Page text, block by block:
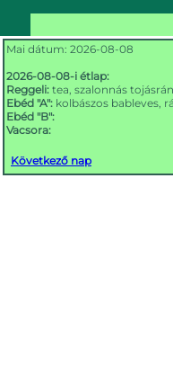
Mai dátum: 2026-08-08
2026-08-08-i étlap:
Reggeli: tea, szalonnás
Ebéd "A": kolbászos bableves,
Ebéd "B":
Vacsora:
Következő nap